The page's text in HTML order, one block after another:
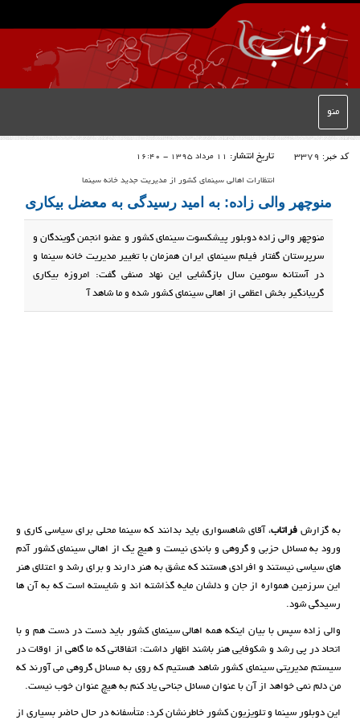
منو
کد خبر: 3379 تاریخ انتشار: 11 مرداد 1395 - 16:40
انتظارات اهالی سینمای کشور از مدیریت جدید خانه سینما
منوچهر والی زاده: به امید رسیدگی به معضل بیکاری
منوچهر والی زاده دوبلور پیشکسوت سینمای کشور و عضو انجمن گویندگان و
سرپرستان گفتار فیلم سینمای ایران همزمان با تغییر مدیریت خانه سینما و
در آستانه سومین سال بازگشایی این نهاد صنفی گفت: امروزه بیکاری
گریبانگیر بخش اعظمی از اهالی سینمای کشور شده و ما شاهد آ
به گزارشفراتاب، آقای شاهسواری باید بدانند که سینما محلی برای سیاسی کاری و
ورود به مسائل حزبی و گروهی و باندی نیست و هیچ یک از اهالی سینمای کشور آدم
های سیاسی نیستند و افرادی هستند که عشق به هنر دارند و برای رشد و اعتلای هنر
این سرزمین همواره از جان و دلشان مایه گذاشته اند و شایسته است که به آن ها
رسیدگی شود.
والی زاده سپس با بیان اینکه همه اهالی سینمای کشور باید دست در دست هم و با
اتحاد در پی رشد و شکوفایی هنر باشند اظهار داشت: اتفاقاتی که ما گاهی از اوقات در
سیستم مدیریتی سینمای کشور شاهد هستیم که روی به مسائل گروهی می آورند که
من دلم نمی خواهد از آن با عنوان مسائل جناحی یاد کنم به هیچ عنوان خوب نیست.
این دوبلور سینما و تلویزیون کشور خاطرنشان کرد: متأسفانه در حال حاضر بسیاری از